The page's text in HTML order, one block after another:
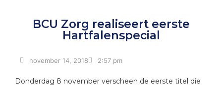
BCU Zorg realiseert eerste
Hartfalenspecial
november 14, 2018 2:57 pm
Donderdag 8 november verscheen de eerste titel die